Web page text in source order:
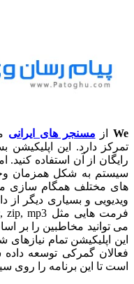
We از مسنجر های ایرانی
تمرکز دارد. این
رایگان از آن استفاده کنید.
های مختلف همگام سازی
ویدیویی و بسیاری دیگر از
می توانید مخاطبین را بر
فعالان گمرکی توسعه
است تا این برنامه را روی